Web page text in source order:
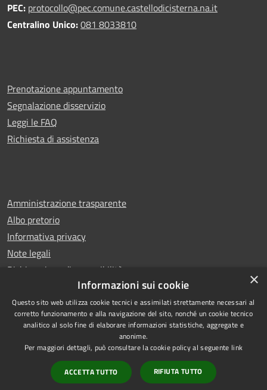
PEC: protocollo@pec.comune.castellodicisterna.na.it
Centralino Unico:081 8033810
Prenotazione appuntamento
Segnalazione disservizio
Leggi le FAQ
Richiesta di assistenza
Amministrazione trasparente
Albo pretorio
Informativa privacy
Note legali
Dichiarazione di accessibilità
RSS
Accessibilità
Copyright © 2026 • Comune di
Castello di Cisterna • Powered
byMunicipium•
redazione
×
Informazioni sui cookie
Questo sito web utilizza cookie tecnici e assimilati strettamente necessari al
corretto funzionamento e alla navigazione del sito, nonché un cookie tecnico
analitico al solo fine di elaborare informazioni statistiche, aggregate e
anonime.
Per maggiori dettagli, può consultare la cookie policy al seguente link
ACCETTA TUTTO RIFIUTA TUTTO